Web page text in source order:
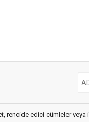
rencide edici cümleler veya